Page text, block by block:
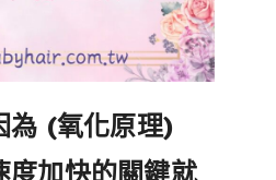
為 (氧化原理)
度加快的關鍵就